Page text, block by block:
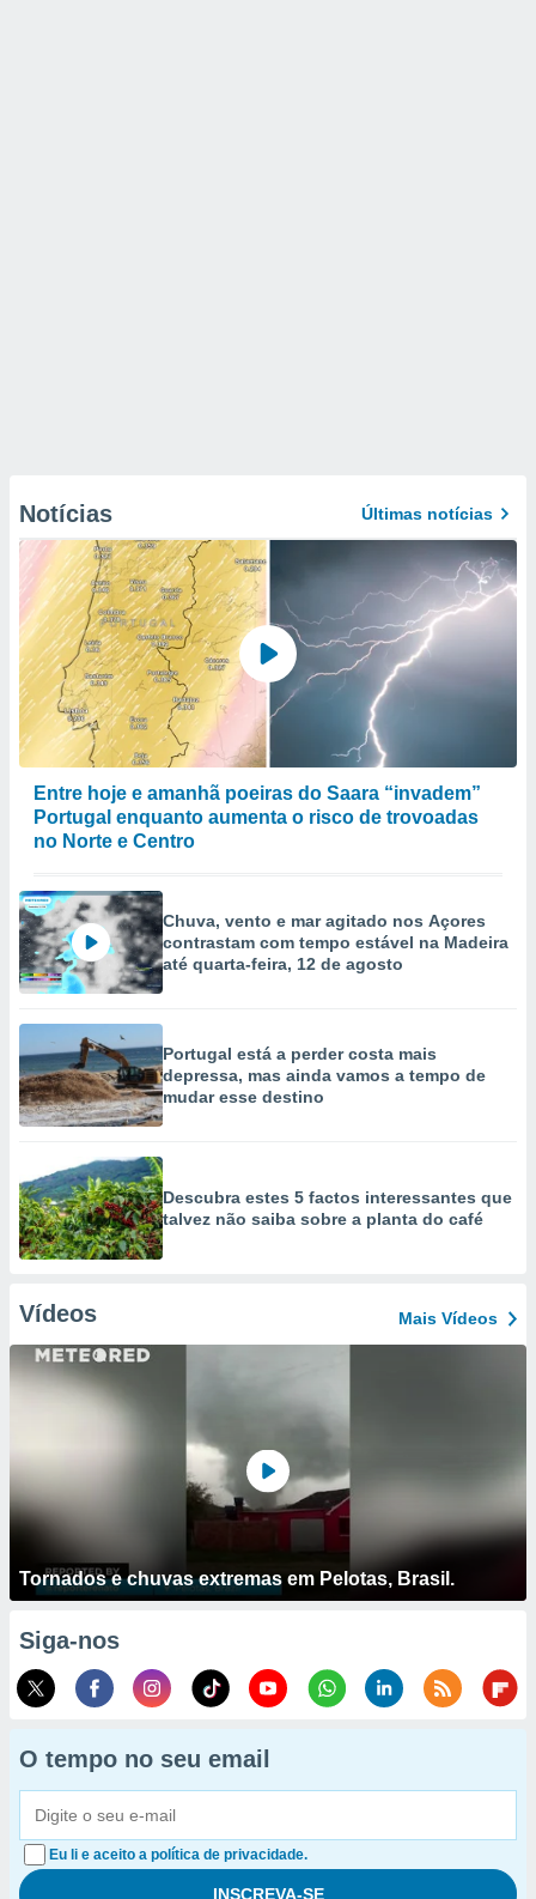
Notícias Últimas notícias
Entre hoje e amanhã poeiras do Saara “invadem”
Portugal enquanto aumenta o risco de trovoadas
no Norte e Centro
Chuva, vento e mar agitado nos Açores
contrastam com tempo estável na Madeira
até quarta-feira, 12 de agosto
Portugal está a perder costa mais
depressa, mas ainda vamos a tempo de
mudar esse destino
Descubra estes 5 factos interessantes que
talvez não saiba sobre a planta do café
Vídeos Mais Vídeos
Tornados e chuvas extremas em Pelotas, Brasil.
Siga-nos
O tempo no seu email
Eu li e aceito a política de privacidade.